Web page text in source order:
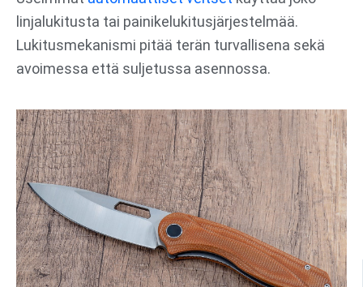
linjalukitusta tai painikelukitusjärjestelmää.
Lukitusmekanismi pitää terän turvallisena sekä
avoimessa että suljetussa asennossa.